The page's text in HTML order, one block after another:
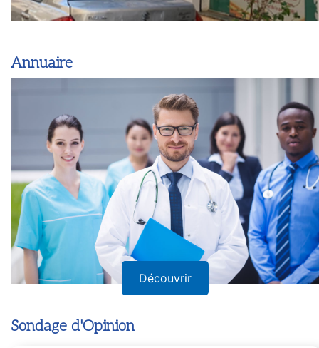
Annuaire
Découvrir
Sondage d'Opinion